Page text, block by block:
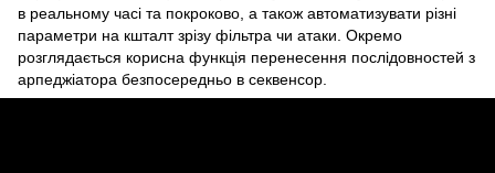
в реальному часі та покроково, а також автоматизувати різні
параметри на кшталт зрізу фільтра чи атаки. Окремо
розглядається корисна функція перенесення послідовностей з
арпеджіатора безпосередньо в секвенсор.